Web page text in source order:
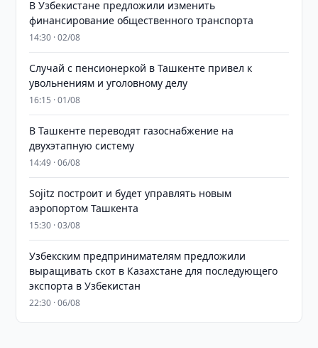
В Узбекистане предложили изменить
финансирование общественного транспорта
14:30 · 02/08
Случай с пенсионеркой в Ташкенте привел к
увольнениям и уголовному делу
16:15 · 01/08
В Ташкенте переводят газоснабжение на
двухэтапную систему
14:49 · 06/08
Sojitz построит и будет управлять новым
аэропортом Ташкента
15:30 · 03/08
Узбекским предпринимателям предложили
выращивать скот в Казахстане для последующего
экспорта в Узбекистан
22:30 · 06/08